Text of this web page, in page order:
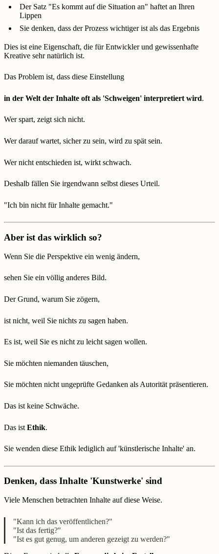
Der Satz "Es kommt auf die Situation an" haftet an Ihren
Lippen
Sie denken, dass der Prozess wichtiger ist als das Ergebnis
Dies ist eine Eigenschaft, die für Entwickler und gewissenhafte
Kreative sehr natürlich ist.
Das Problem ist, dass diese Einstellung
in der Welt der Inhalte oft als 'Schweigen' interpretiert wird.
Wer spart, zeigt sich nicht.
Wer darauf wartet, sicher zu sein, wird zu spät sein.
Wer nicht entschieden ist, wirkt schwach.
Deshalb fällen Sie irgendwann selbst dieses Urteil.
"Ich bin nicht für Inhalte gemacht."
Aber ist das wirklich so?
Wenn Sie die Perspektive ein wenig ändern,
sehen Sie ein völlig anderes Bild.
Der Grund, warum Sie zögern,
ist nicht, weil Sie nichts zu sagen haben.
Es ist, weil Sie es nicht zu leicht sagen wollen.
Sie möchten niemanden täuschen,
Sie möchten nicht ungeprüfte Gedanken als Autorität präsentieren.
Das ist keine Schwäche.
Das ist Ethik.
Sie wenden diese Ethik lediglich auf 'künstlerische Inhalte' an.
Denken, dass Inhalte 'Kunstwerke' sind
Viele Menschen betrachten Inhalte auf diese Weise.
"Kann ich das veröffentlichen?"
"Ist das fertig?"
"Ist es gut genug, um anderen gezeigt zu werden?"